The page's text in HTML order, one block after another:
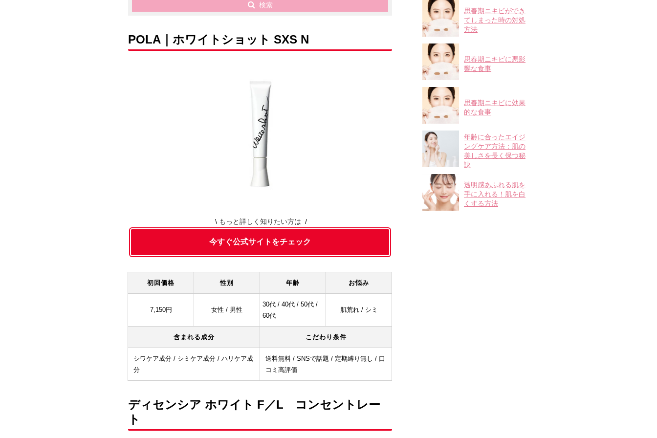
検索
POLA｜ホワイトショット SXS N
もっと詳しく知りたい方は
今すぐ公式サイトをチェック
初回価格
7,150円
性別
女性 / 男性
年齢
30代 / 40代 / 50代 /
60代
お悩み
肌荒れ / シミ
含まれる成分
シワケア成分 / シミケア成分 / ハリケア成
分
こだわり条件
送料無料 / SNSで話題 / 定期縛り無し / 口
コミ高評価
ディセンシア ホワイト F／L コンセントレー
ト
思春期ニキビができ
てしまった時の対処
方法
思春期ニキビに悪影
響な食事
思春期ニキビに効果
的な食事
年齢に合ったエイジ
ングケア方法：肌の
美しさを長く保つ秘
訣
透明感あふれる肌を
手に入れる！肌を白
くする方法